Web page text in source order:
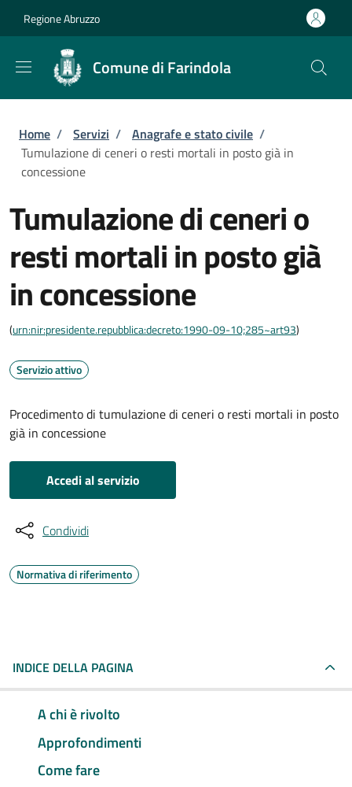
Regione Abruzzo
Comune di Farindola
Briciole di pane
Home / Servizi / Anagrafe e stato civile /
Tumulazione di ceneri o resti mortali in posto già in
concessione
Tumulazione di ceneri o
resti mortali in posto già
in concessione
(urn:nir:presidente.repubblica:decreto:1990-09-10;285~art93)
Servizio attivo
Procedimento di tumulazione di ceneri o resti mortali in posto
già in concessione
Accedi al servizio
Condividi
Normativa di riferimento
INDICE DELLA PAGINA
A chi è rivolto
Approfondimenti
Come fare